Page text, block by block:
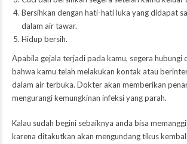
Bersihkan dengan hati-hati luka yang didapat
dalam air tawar.
Hidup bersih.
Apabila gejala terjadi pada kamu, segera hubungi
bahwa kamu telah melakukan kontak atau
dalam air terbuka. Dokter akan memberikan
mengurangi kemungkinan infeksi yang parah.
Kalau sudah begini sebaiknya anda bisa
karena ditakutkan akan mengundang tikus